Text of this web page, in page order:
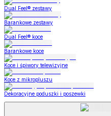
Dual Feel® zestawy
Barankowe zestawy
Dual Feel® koce
Barankowe koce
Koce i śpiwory telewizyjne
Koce z mikropluszu
Dekoracyjne poduszki i poszewki